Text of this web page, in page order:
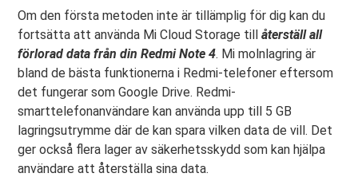
Om den första metoden inte är tillämplig för dig kan du
fortsätta att använda Mi Cloud Storage tillåterställ all
förlorad data från din Redmi Note 4. Mi molnlagring är
bland de bästa funktionerna i Redmi-telefoner eftersom
det fungerar som Google Drive. Redmi-
smarttelefonanvändare kan använda upp till 5 GB
lagringsutrymme där de kan spara vilken data de vill. Det
ger också flera lager av säkerhetsskydd som kan hjälpa
användare att återställa sina data.